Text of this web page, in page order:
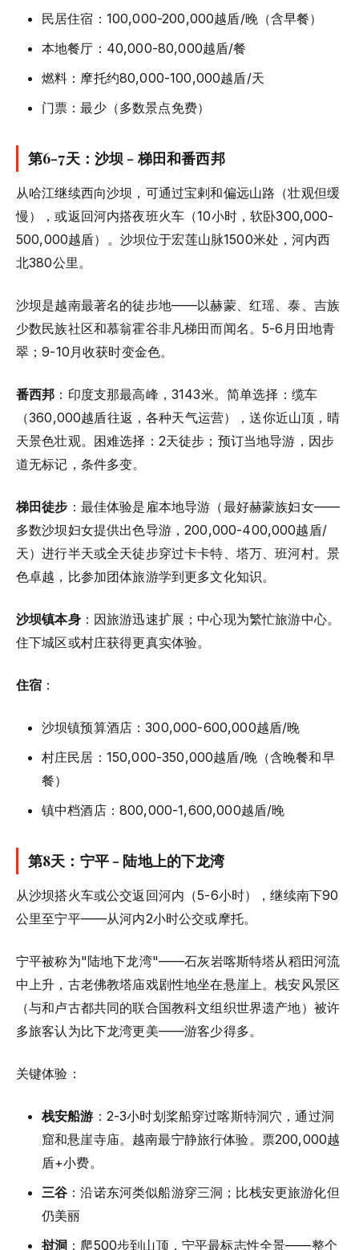
民居住宿：100,000-200,000越盾/晚（含早餐）
本地餐厅：40,000-80,000越盾/餐
燃料：摩托约80,000-100,000越盾/天
门票：最少（多数景点免费）
第6-7天：沙坝 - 梯田和番西邦
从哈江继续西向沙坝，可通过宝剌和偏远山路（壮观但缓
慢），或返回河内搭夜班火车（10小时，软卧300,000-
500,000越盾）。沙坝位于宏莲山脉1500米处，河内西
北380公里。
沙坝是越南最著名的徒步地——以赫蒙、红瑶、泰、吉族
少数民族社区和慕翁霍谷非凡梯田而闻名。5-6月田地青
翠；9-10月收获时变金色。
番西邦 ：印度支那最高峰，3143米。简单选择：缆车
（360,000越盾往返，各种天气运营），送你近山顶，晴
天景色壮观。困难选择：2天徒步；预订当地导游，因步
道无标记，条件多变。
梯田徒步 ：最佳体验是雇本地导游（最好赫蒙族妇女——
多数沙坝妇女提供出色导游，200,000-400,000越盾/
天）进行半天或全天徒步穿过卡卡特、塔万、班河村。景
色卓越，比参加团体旅游学到更多文化知识。
沙坝镇本身：因旅游迅速扩展；中心现为繁忙旅游中心。
住下城区或村庄获得更真实体验。
住宿 ：
沙坝镇预算酒店：300,000-600,000越盾/晚
村庄民居：150,000-350,000越盾/晚（含晚餐和早
餐）
镇中档酒店：800,000-1,600,000越盾/晚
第8天：宁平 - 陆地上的下龙湾
从沙坝搭火车或公交返回河内（5-6小时），继续南下90
公里至宁平——从河内2小时公交或摩托。
宁平被称为"陆地下龙湾"——石灰岩喀斯特塔从稻田河流
中上升，古老佛教塔庙戏剧性地坐在悬崖上。栈安风景区
（与和卢古都共同的联合国教科文组织世界遗产地）被许
多旅客认为比下龙湾更美——游客少得多。
关键体验：
栈安船游 ：2-3小时划桨船穿过喀斯特洞穴，通过洞
窟和悬崖寺庙。越南最宁静旅行体验。票200,000越
盾+小费。
三谷 ：沿诺东河类似船游穿三洞；比栈安更旅游化但
仍美丽
挝洞 ：爬500步到山顶，宁平最标志性全景——整个